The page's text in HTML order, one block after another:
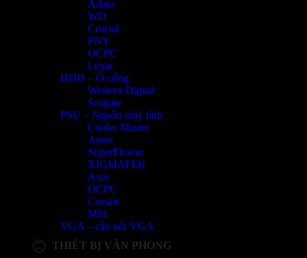
Adata
WD
Crucial
PNY
OCPC
Lexar
HDD – Ổ cứng
Western Digital
Seagate
PSU – Nguồn máy tính
Cooler Master
Antec
SuperFlower
XIGMATEK
Asus
OCPC
Corsair
MSI
VGA – cầu nối VGA
THIẾT BỊ VĂN PHÒNG